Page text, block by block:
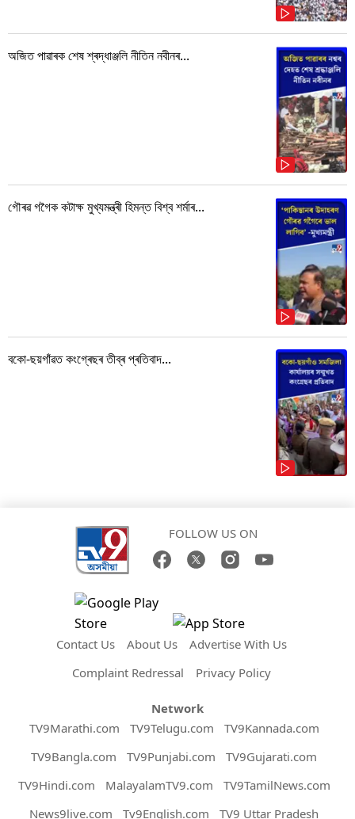
অজিত পাৱাৰক শেষ শ্ৰদ্ধাঞ্জলি নীতিন নবীনৰ...
গৌৰৱ গগৈক কটাক্ষ মুখ্যমন্ত্ৰী হিমন্ত বিশ্ব শৰ্মাৰ...
বকো-ছয়গাঁৱত কংগ্ৰেছৰ তীব্ৰ প্ৰতিবাদ...
FOLLOW US ON
Contact Us About Us
Advertise With Us
Complaint Redressal
Privacy Policy
Network
TV9Marathi.com
TV9Telugu.com
TV9Kannada.com
TV9Bangla.com
TV9Punjabi.com
TV9Gujarati.com
TV9Hindi.com
MalayalamTV9.com
TV9TamilNews.com
News9live.com
Tv9English.com TV9 Uttar Pradesh